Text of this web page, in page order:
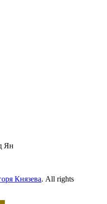
Ян
Князева. All rights